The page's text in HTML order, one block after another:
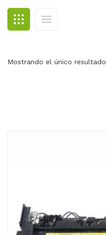
BLOG
CONTACTO
Mostrando el único resultado